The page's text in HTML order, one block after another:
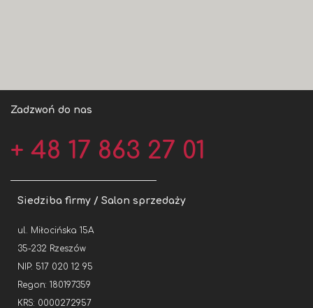
Zadzwoń do nas
+ 48 17 863 27 01
Siedziba firmy / Salon sprzedaży
ul. Miłocińska 15A
35-232 Rzeszów
NIP: 517 020 12 95
Regon: 180197359
KRS: 0000272957